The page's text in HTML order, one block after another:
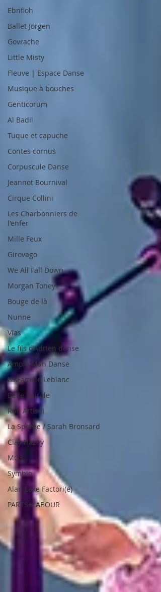
Ebnfloh
Ballet Jörgen
Govrache
Little Misty
Fleuve | Espace Danse
Musique à bouches
Genticorum
Al Badil
Tuque et capuche
Contes cornus
Corpuscule Danse
Jeannot Bournival
Cirque Collini
Les Charbonniers de
l'enfer
Mille Feux
Girovago
We All Fall Down
Morgan Toney
Bouge de là
Nunne
Vías
Le fils d’Adrien danse
Ample Man Danse
La Famille Leblanc
Belle Spirale
Ron Artis II
La Sporée / Sarah Bronsard
Clay Hazey
MG3
Symbio
Alan Lake Factori(e)
PARTS+LABOUR